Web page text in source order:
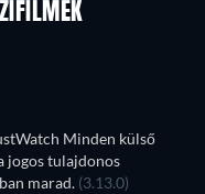
Minden külső
jogos tulajdonos
marad. (3.13.0)